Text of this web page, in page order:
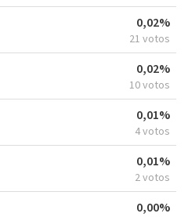
0,02%
21 votos
0,02%
10 votos
0,01%
4 votos
0,01%
2 votos
0,00%